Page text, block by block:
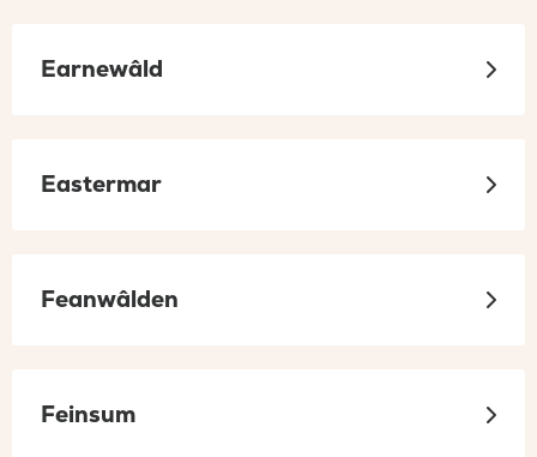
Earnewâld
Eastermar
Feanwâlden
Feinsum